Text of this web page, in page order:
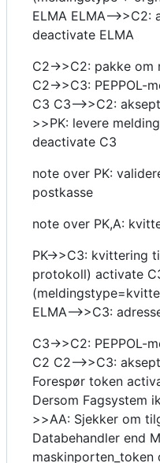
ELMA ELMA-->>C2:
deactivate ELMA
C2->>C2: pakke om
C2->>C3: PEPPOL-
C3 C3-->>C2:
>>PK: levere
deactivate C3
note over PK:
postkasse
note over PK,A:
PK->>C3: kvittering
protokoll) activate
ELMA-->>C3:
C3->>C2: PEPPOL-
C2 C2-->>C3:
Forespør token
Dersom Fagsystem
>>AA: Sjekker om
Databehandler end
maskinporten_token